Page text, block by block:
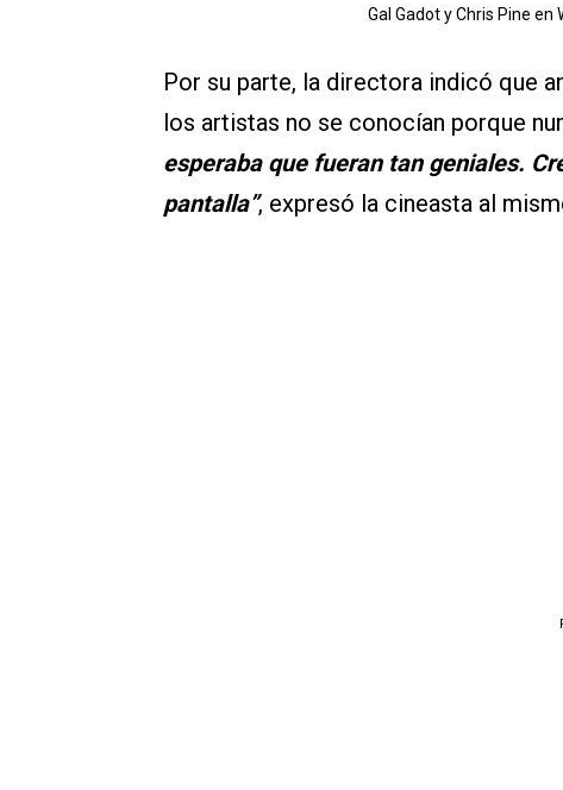
Gal Gadot y Chris Pine
Por su parte, la directora indicó que
los artistas no se conocían porque
esperaba que fueran tan geniales.
pantalla”, expresó la cineasta al